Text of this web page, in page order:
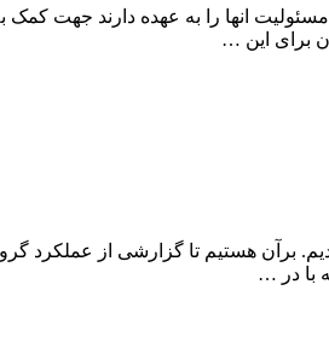
انها را به عهده دارند جهت کمک
برای این …
برآن هستیم تا گزارشی از عملکرد
با در …